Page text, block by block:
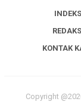
INDEKS
KONTAK
Copyright